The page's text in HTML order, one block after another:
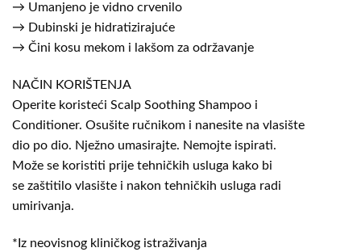
→ Umanjeno je vidno crvenilo
→ Dubinski je hidratizirajuće
→ Čini kosu mekom i lakšom za održavanje
NAČIN KORIŠTENJA
Operite koristeći Scalp Soothing Shampoo i
Conditioner. Osušite ručnikom i nanesite na vlasište
dio po dio. Nježno umasirajte. Nemojte ispirati.
Može se koristiti prije tehničkih usluga kako bi
se zaštitilo vlasište i nakon tehničkih usluga radi
umirivanja.
*Iz neovisnog kliničkog istraživanja